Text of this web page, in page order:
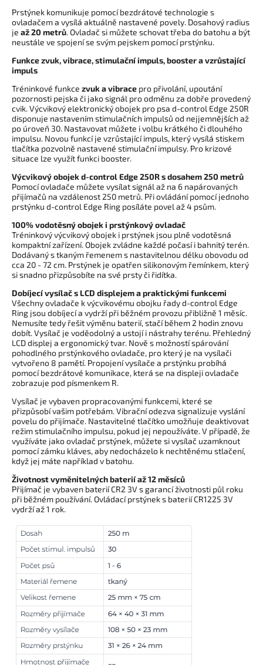
Prstýnek komunikuje pomocí bezdrátové technologie s
ovladačem a vysílá aktuálně nastavené povely. Dosahový radius
je až 20 metrů. Ovladač si můžete schovat třeba do batohu a být
neustále ve spojení se svým pejskem pomocí prstýnku.
Funkce zvuk, vibrace, stimulační impuls, booster a vzrůstající
impuls
Tréninkové funkce zvuk a vibrace pro přivolání, upoutání
pozornosti pejska či jako signál pro odměnu za dobře provedený
cvik. Výcvikový elektronický obojek pro psa d-control Edge 250R
disponuje nastavením stimulačních impulsů od nejjemnějších až
po úroveň 30. Nastavovat můžete i volbu krátkého či dlouhého
impulsu. Novou funkcí je vzrůstající impuls, který vysílá stiskem
tlačítka pozvolně nastavené stimulační impulsy. Pro krizové
situace lze využít funkci booster.
Výcvikový obojek d-control Edge 250R s dosahem 250 metrů
Pomocí ovladače můžete vysílat signál až na 6 napárovaných
přijímačů na vzdálenost 250 metrů. Při ovládání pomocí jednoho
prstýnku d-control Edge Ring posíláte povel až 4 psům.
100% vodotěsný obojek i prstýnkový ovladač
Tréninkový výcvikový obojek i prstýnek jsou plně vodotěsná
kompaktní zařízení. Obojek zvládne každé počasí i bahnitý terén.
Dodávaný s tkaným řemenem s nastavitelnou délku obovodu od
cca 20 - 72 cm. Prstýnek je opatřen silikonovým řemínkem, který
si snadno přizpůsobíte na své prsty či řidítka.
Dobíjecí vysílač s LCD displejem a praktickými funkcemi
Všechny ovladače k výcvikovému obojku řady d-control Edge
Ring jsou dobíjecí a vydrží při běžném provozu přibližně 1 měsíc.
Nemusíte tedy řešit výměnu baterií, stačí během 2 hodin znovu
dobít. Vysílač je voděodolný a ustojí i nástrahy terénu. Přehledný
LCD displej a ergonomický tvar. Nově s možností spárování
pohodlného prstýnkového ovladače, pro který je na vysílači
vytvořeno 8 pamětí. Propojení vysílače a prstýnku probíhá
pomocí bezdrátové komunikace, která se na displeji ovladače
zobrazuje pod písmenkem R.
Vysílač je vybaven propracovanými funkcemi, které se
přizpůsobí vašim potřebám. Vibrační odezva signalizuje vyslání
povelu do přijímače. Nastavitelné tlačítko umožňuje deaktivovat
režim stimulačního impulsu, pokud jej nepoužíváte. V případě, že
využíváte jako ovladač prstýnek, můžete si vysílač uzamknout
pomocí zámku kláves, aby nedocházelo k nechtěnému stlačení,
když jej máte například v batohu.
Životnost vyměnitelných baterií až 12 měsíců
Přijímač je vybaven baterií CR2 3V s garancí životnosti půl roku
při běžném používání. Ovládací prstýnek s baterií CR1225 3V
vydrží až 1 rok.